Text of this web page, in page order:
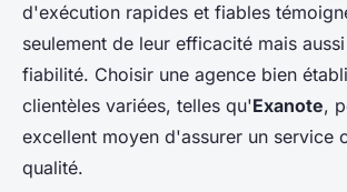
d'exécution rapides et fiables
seulement de leur efficacité mais
fiabilité. Choisir une agence bien
clientèles variées, telles qu'Exanote,
excellent moyen d'assurer un service
qualité.